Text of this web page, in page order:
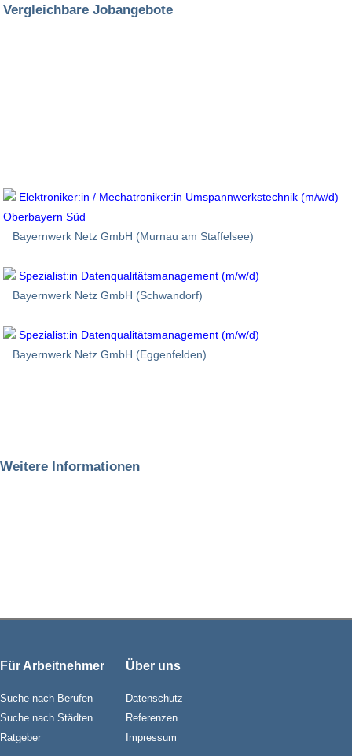
Vergleichbare Jobangebote
Elektroniker:in / Mechatroniker:in Umspannwerkstechnik (m/w/d)
Oberbayern Süd
Bayernwerk Netz GmbH (Murnau am Staffelsee)
Spezialist:in Datenqualitätsmanagement (m/w/d)
Bayernwerk Netz GmbH (Schwandorf)
Spezialist:in Datenqualitätsmanagement (m/w/d)
Bayernwerk Netz GmbH (Eggenfelden)
Weitere Informationen
Für Arbeitnehmer
Suche nach Berufen
Suche nach Städten
Ratgeber
Über uns
Datenschutz
Referenzen
Impressum